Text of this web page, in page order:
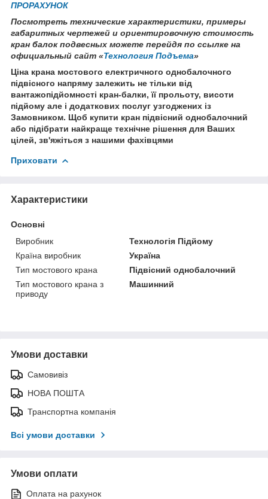
ПРОРАХУНОК
Посмотреть технические характеристики, примеры
габаритных чертежей и ориентировочную стоимость
кран балок подвесных можете перейдя по ссылке на
официальный сайт «Технология Подъема»
Ціна крана мостового електричного однобалочного
підвісного напряму залежить не тільки від
вантажопідйомності кран-балки, її прольоту, висоти
підйому але і додаткових послуг узгоджених із
Замовником. Щоб купити кран підвісний однобалочний
або підібрати найкраще технічне рішення для Ваших
цілей, зв'яжіться з нашими фахівцями
Приховати
Характеристики
Основні
Виробник
Технологія Підйому
Країна виробник
Україна
Тип мостового крана
Підвісний однобалочний
Тип мостового крана з
приводу
Машинний
Умови доставки
Самовивіз
НОВА ПОШТА
Транспортна компанія
Всі умови доставки
Умови оплати
Оплата на рахунок